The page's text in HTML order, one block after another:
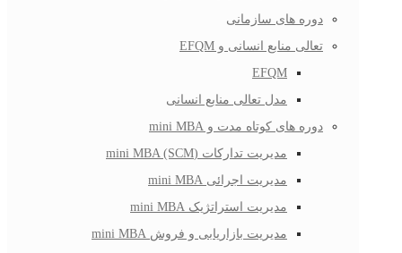
دوره های سازمانی
تعالی منابع انسانی و EFQM
EFQM
مدل تعالی منابع انسانی
دوره های کوتاه مدت و mini MBA
مدیریت تدارکات (mini MBA (SCM
مدیریت اجرائی mini MBA
مدیریت استراتژیک mini MBA
مدیریت بازاریابی و فروش mini MBA